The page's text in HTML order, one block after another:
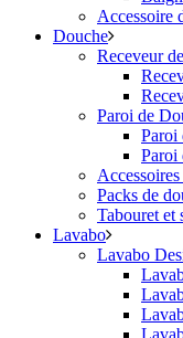
Accessoire
Douche
Receveur
Paroi de
Paroi
Paroi
Packs de
Tabouret et
Lavabo
Lavabo